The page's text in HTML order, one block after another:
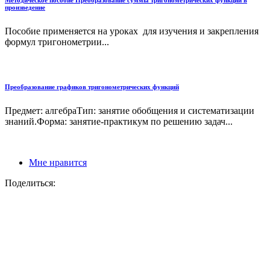
произведение
Пособие применяется на уроках для изучения и закрепления
формул тригонометрии...
Преобразование графиков тригонометрических функций
Предмет: алгебраТип: занятие обобщения и систематизации
знаний.Форма: занятие-практикум по решению задач...
Мне нравится
Поделиться: